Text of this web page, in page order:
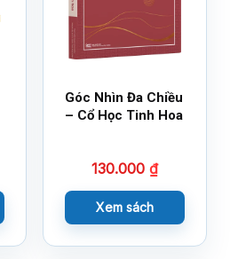
Góc Nhìn Đa Chiều
– Cổ Học Tinh Hoa
130.000 ₫
Xem sách